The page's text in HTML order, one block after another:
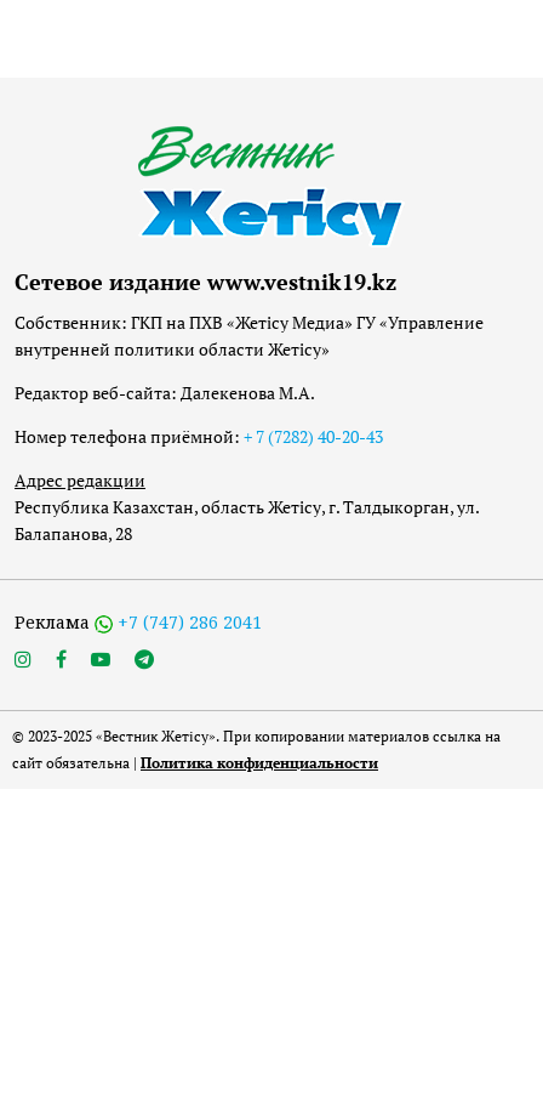
Сетевое издание www.vestnik19.kz
Собственник: ГКП на ПХВ «Жетісу Медиа» ГУ «Управление
внутренней политики области Жетісу»
Редактор веб-сайта: Далекенова М.А.
Номер телефона приёмной: + 7 (7282) 40-20-43
Адрес редакции
Республика Казахстан, область Жетісу, г. Талдыкорган, ул.
Балапанова, 28
Реклама +7 (747) 286 2041
© 2023-2025 «Вестник Жетісу». При копировании материалов ссылка на
сайт обязательна | Политика конфиденциальности